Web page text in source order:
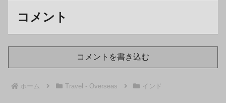
コメント
コメントを書き込む
ホーム Travel - Overseas インド